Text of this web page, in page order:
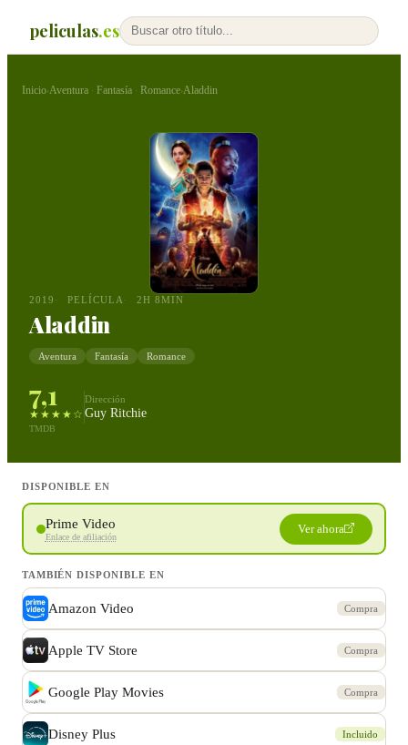
peliculas.es
Inicio›Aventura · Fantasía · Romance›Aladdin
2019 PELÍCULA 2H 8MIN
Aladdin
Aventura Fantasía Romance
7,1
★★★★☆
TMDB
Dirección
Guy Ritchie
DISPONIBLE EN
Prime Video
Enlace de afiliación
Ver ahora
TAMBIÉN DISPONIBLE EN
Amazon Video Compra
Apple TV Store Compra
Google Play Movies Compra
Disney Plus Incluido